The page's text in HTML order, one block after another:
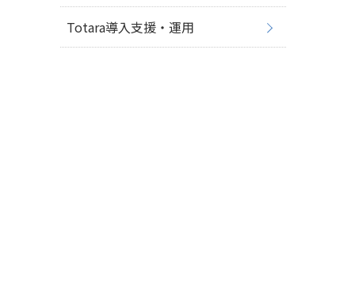
Totara導入支援・運用